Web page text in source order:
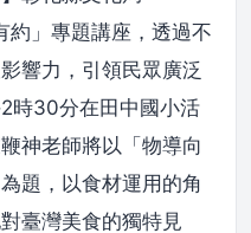
」專題講座，透過不
響力，引領民眾廣泛
時30分在田中國小活
神老師將以「物導向
題，以食材運用的角
臺灣美食的獨特見